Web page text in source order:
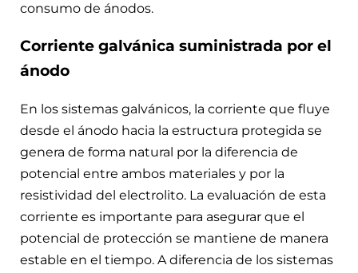
consumo de ánodos.
Corriente galvánica suministrada por el
ánodo
En los sistemas galvánicos, la corriente que fluye
desde el ánodo hacia la estructura protegida se
genera de forma natural por la diferencia de
potencial entre ambos materiales y por la
resistividad del electrolito. La evaluación de esta
corriente es importante para asegurar que el
potencial de protección se mantiene de manera
estable en el tiempo. A diferencia de los sistemas